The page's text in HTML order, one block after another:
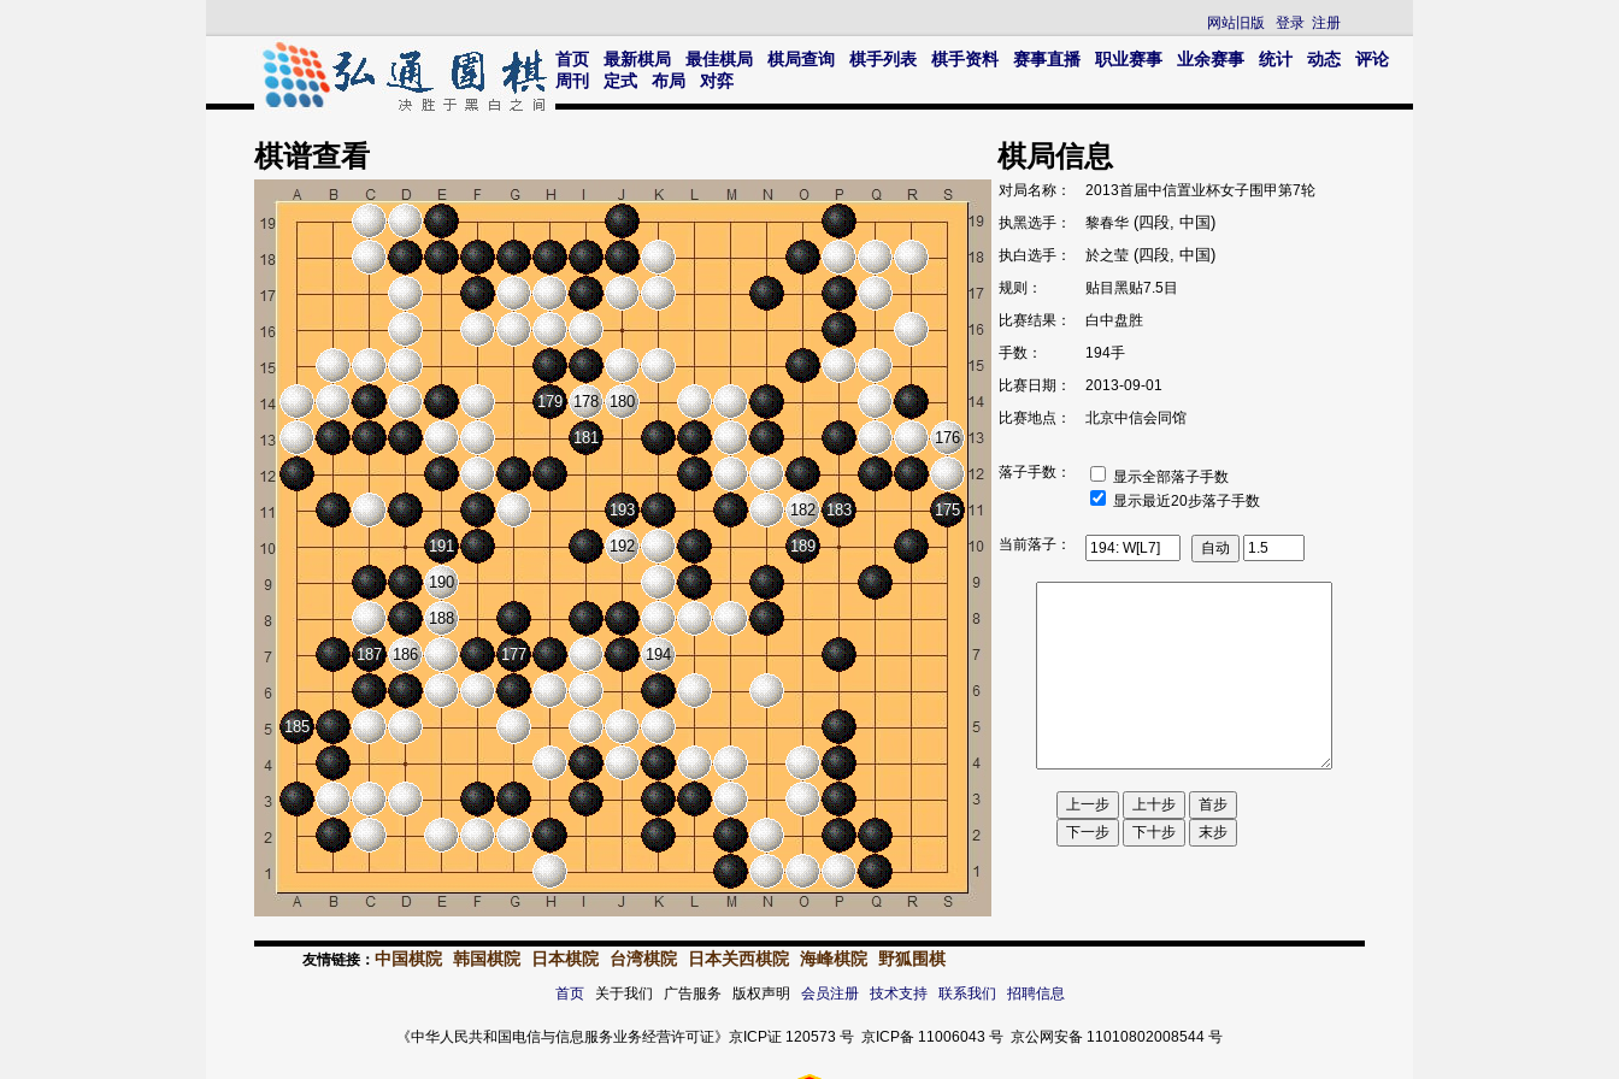
网站旧版 登录 注册
首页 最新棋局 最佳棋局 棋局查询 棋手列表 棋手资料 赛事直播 职业赛事 业余赛事 统计 动态
评论
周刊
定式 布局 对弈
棋谱查看
175
176
177
178
179
180
181
182 183
185
186
187
188
189
190
191 192
193
194
棋局信息
对局名称：
2013首届中信置业杯女子围甲第7轮
执黑选手：
黎春华 (四段, 中国)
执白选手： 於之莹 (四段, 中国)
规则：
贴目黑贴7.5目
比赛结果：
白中盘胜
手数：
194手
比赛日期：
2013-09-01
比赛地点：
北京中信会同馆
落子手数：
显示全部落子手数
显示最近20步落子手数
当前落子：
友情链接： 中国棋院 韩国棋院 日本棋院 台湾棋院 日本关西棋院 海峰棋院 野狐围棋
首页关于我们 广告服务 版权声明 会员注册 技术支持 联系我们 招聘信息
《中华人民共和国电信与信息服务业务经营许可证》京ICP证 120573 号 京ICP备 11006043 号 京公网安备 11010802008544 号